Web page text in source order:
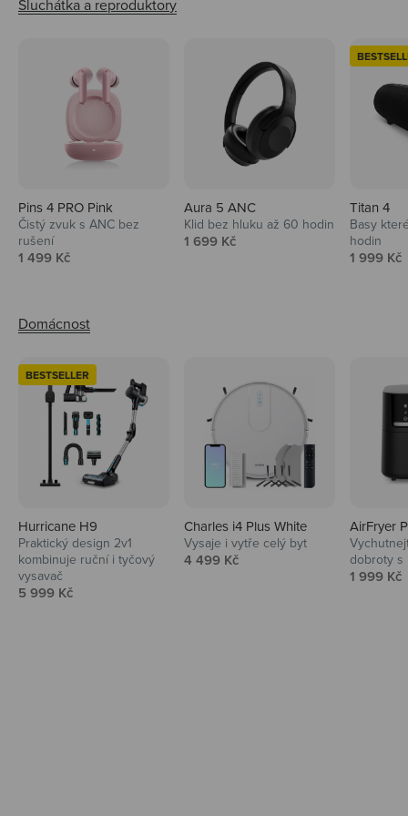
Pins 4 PRO Pink
Čistý zvuk s ANC bez
rušení
Prodejní cena
1 499 Kč
Aura 5 ANC
Klid bez hluku až 60 hodin
Prodejní cena
1 699 Kč
Titan 4
Basy
hodin
Prodejní
1 999 Kč
BESTSELLER
Hurricane H9
Praktický design 2v1
kombinuje ruční i tyčový
vysavač
Prodejní cena
5 999 Kč
Charles i4 Plus White
Vysaje i vytře celý byt
Prodejní cena
4 499 Kč
AirFryer
dobroty s
Prodejní
1 999 Kč
Audio
Niceboy sluchátka a repráky ti padnou
do noty.